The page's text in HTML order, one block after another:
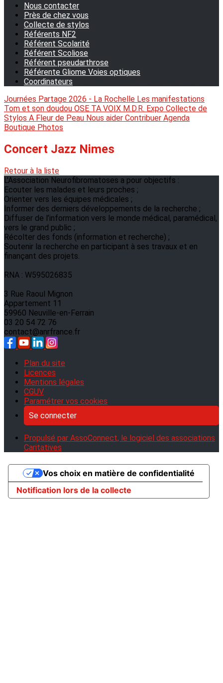
Nous contacter
Près de chez vous
Collecte de stylos
Référents NF2
Référent Scolarité
Référent Scoliose
Référent pseudarthrose
Référente Gliome Voies optiques
Coordinateurs
Journées Partage 2026 - La Rochelle Les manifestations
Tom et son doudou OSE TA VOIX M.D.R. Expo Collecte de
Stylos A Fleur de Peau Nous aider Contribuer Agenda
Boutique Photos
Concert Jazz Nimes
Retour à la liste
L'Association Neurofibromatoses a pour objectifs :
Ecouter les malades et leurs proches ;
Orienter vers les équipes médicales ;
Informer des derniers développements de la recherche ;
Diffuser de l’information vers le monde médical, paramédical,
vers le grand public ;
Récolter des fonds (information et recherche) ;
Soutenir la recherche en participant à ses travaux et en
finançant des projets.
RNA : W595026835
3 Rue Raoul Mignon
Appartement 11
59960 Neuville-en-Ferrain
03 20 54 72 76
contact@anrfrance.fr
Plan du site
Licences
Mentions légales
CGUV
Paramétrer vos cookies
Se connecter
Propulsé par AssoConnect, le logiciel des associations
Caritatives
Notification lors de la collecte
Vos choix en matière de confidentialité